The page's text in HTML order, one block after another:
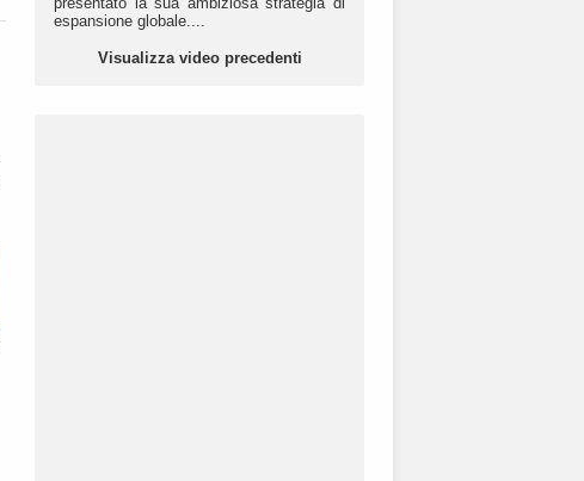
espansione globale....
Visualizza video precedenti